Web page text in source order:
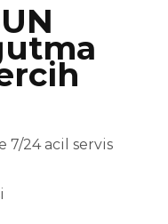
7/24 acil servis